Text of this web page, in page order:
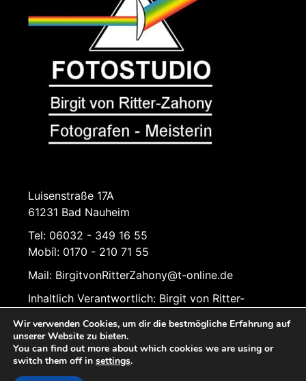
Luisenstraße 17A
61231 Bad Nauheim
Tel: 06032 - 349 16 55
Mobíl: 0170 - 210 71 55
Mail: BirgitvonRitterZahony@t-online.de
Inhaltlich Verantwortlich: Birgit von Ritter-
Wir verwenden Cookies, um dir die bestmögliche Erfahrung auf
unserer Website zu bieten.
You can find out more about which cookies we are using or
switch them off in settings.